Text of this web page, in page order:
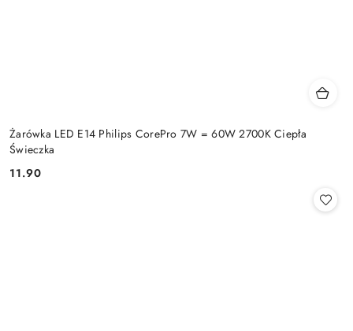
Żarówka LED E14 Philips CorePro 7W = 60W 2700K Ciepła
Świeczka
Cena:
11.90